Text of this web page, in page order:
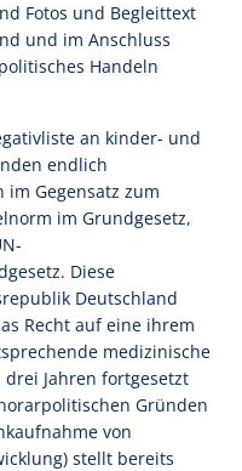
Fotos und Begleittext
und im Anschluss
Handeln
an kinder- und
endlich
Gegensatz zum
im Grundgesetz,
Diese
Deutschland
Recht auf eine ihrem
medizinische
Jahren fortgesetzt
Gründen
von
stellt bereits